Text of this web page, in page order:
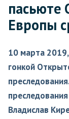
пасьюте
Европы
10 марта
гонкой
Владислав